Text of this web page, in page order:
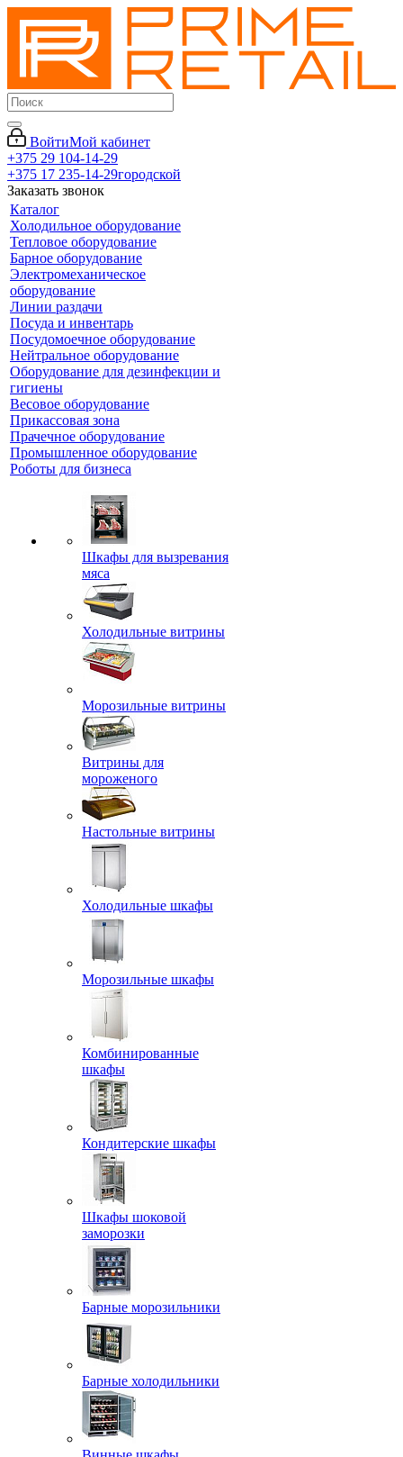
ВойтиМой кабинет
+375 29 104-14-29
+375 17 235-14-29городской
Заказать звонок
Каталог
Холодильное оборудование
Тепловое оборудование
Барное оборудование
Электромеханическое
оборудование
Линии раздачи
Посуда и инвентарь
Посудомоечное оборудование
Нейтральное оборудование
Оборудование для дезинфекции и
гигиены
Весовое оборудование
Прикассовая зона
Прачечное оборудование
Промышленное оборудование
Роботы для бизнеса
Шкафы для вызревания
мяса
Холодильные витрины
Морозильные витрины
Витрины для
мороженого
Настольные витрины
Холодильные шкафы
Морозильные шкафы
Комбинированные
шкафы
Кондитерские шкафы
Шкафы шоковой
заморозки
Барные морозильники
Барные холодильники